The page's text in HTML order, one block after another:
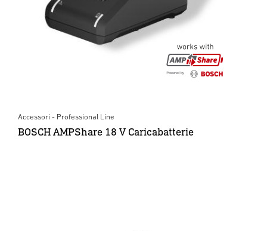
Accessori - Professional Line
BOSCH AMPShare 18 V Caricabatterie